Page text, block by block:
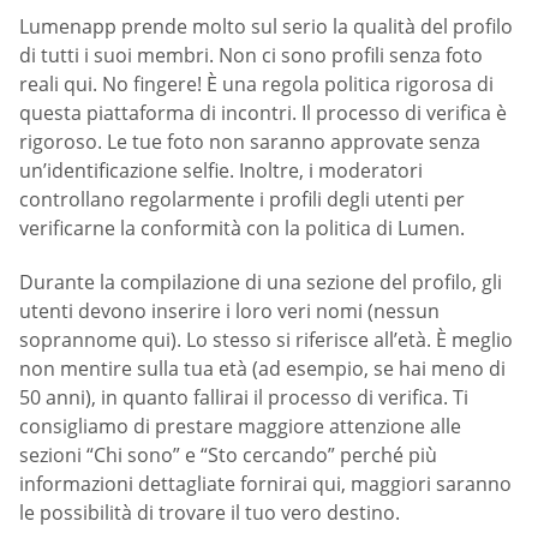
Lumenapp prende molto sul serio la qualità del profilo
di tutti i suoi membri. Non ci sono profili senza foto
reali qui. No fingere! È una regola politica rigorosa di
questa piattaforma di incontri. Il processo di verifica è
rigoroso. Le tue foto non saranno approvate senza
un’identificazione selfie. Inoltre, i moderatori
controllano regolarmente i profili degli utenti per
verificarne la conformità con la politica di Lumen.
Durante la compilazione di una sezione del profilo, gli
utenti devono inserire i loro veri nomi (nessun
soprannome qui). Lo stesso si riferisce all’età. È meglio
non mentire sulla tua età (ad esempio, se hai meno di
50 anni), in quanto fallirai il processo di verifica. Ti
consigliamo di prestare maggiore attenzione alle
sezioni “Chi sono” e “Sto cercando” perché più
informazioni dettagliate fornirai qui, maggiori saranno
le possibilità di trovare il tuo vero destino.